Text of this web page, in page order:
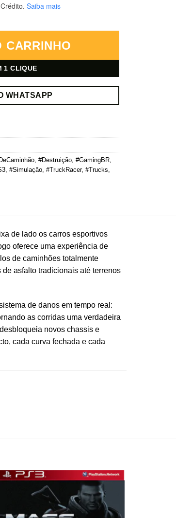
Saiba mais
CARRINHO
1 CLIQUE
WHATSAPP
#Destruição #GamingBR
#Simulação #TruckRacer, #Trucks
de lado os carros esportivos
oferece uma experiência de
de caminhões totalmente
asfalto tradicionais até terrenos
de danos em tempo real:
as corridas uma verdadeira
novos chassis e
cada curva fechada e cada